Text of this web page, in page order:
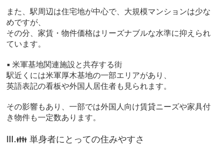
また、駅周辺は住宅地が中心で、大規模マンションは少な
めですが、
その分、家賃・物件価格はリーズナブルな水準に抑えられ
ています。
▪ 米軍基地関連施設と共存する街
駅近くには米軍厚木基地の一部エリアがあり、
英語表記の看板や外国人居住者も見られます。
その影響もあり、一部では外国人向け賃貸ニーズや家具付
き物件も一定数あります。
Ⅲ.👪 単身者にとっての住みやすさ